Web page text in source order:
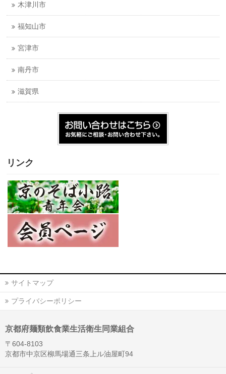
木津川市
福知山市
宮津市
南丹市
滋賀県
リンク
サイトマップ
プライバシーポリシー
京都府麺類飲食業生活衛生同業組合
〒604-8103
京都市中京区柳馬場通三条上ル油屋町94